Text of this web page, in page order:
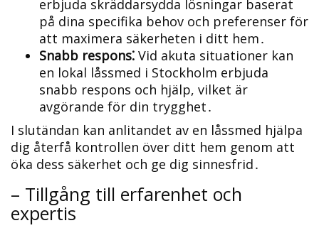
erbjuda skräddarsydda lösningar baserat
på dina specifika behov och preferenser för
att maximera säkerheten i ditt hem․
Snabb respons⁚ Vid akuta situationer kan
en lokal låssmed i Stockholm erbjuda
snabb respons och hjälp, vilket är
avgörande för din trygghet․
I slutändan kan anlitandet av en låssmed hjälpa
dig återfå kontrollen över ditt hem genom att
öka dess säkerhet och ge dig sinnesfrid․
– Tillgång till erfarenhet och
expertis